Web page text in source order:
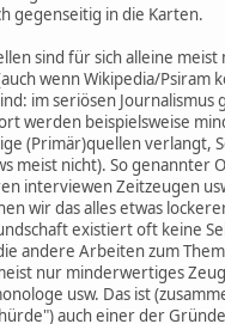
gegenseitig in die Karten.
sind für sich alleine meist
wenn Wikipedia/Psiram
im seriösen Journalismus
werden beispielsweise
(Primär)quellen verlangt,
meist nicht). So genannter
interviewen Zeitzeugen
wir das alles etwas
existiert oft keine
andere Arbeiten zum
nur minderwertiges
usw. Das ist
auch einer der